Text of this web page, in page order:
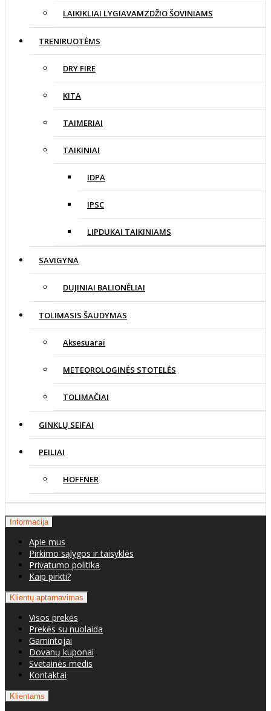
LAIKIKLIAI LYGIAVAMZDŽIO ŠOVINIAMS
TRENIRUOTĖMS
DRY FIRE
KITA
TAIMERIAI
TAIKINIAI
IDPA
IPSC
LIPDUKAI TAIKINIAMS
SAVIGYNA
DUJINIAI BALIONĖLIAI
TOLIMASIS ŠAUDYMAS
Aksesuarai
METEOROLOGINĖS STOTELĖS
TOLIMAČIAI
GINKLŲ SEIFAI
PEILIAI
HOFFNER
Informacija
Apie mus
Pirkimo sąlygos ir taisyklės
Privatumo politika
Kaip pirkti?
Klientų aptarnavimas
Visos prekės
Prekės su nuolaida
Gamintojai
Dovanų kuponai
Svetainės medis
Kontaktai
Klientams